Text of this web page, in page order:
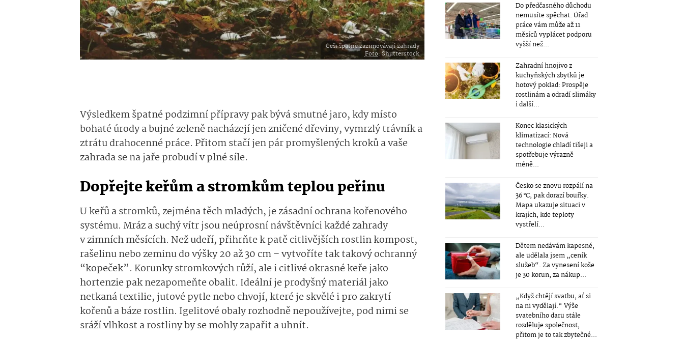
Češi špatně zazimovávají zahrady
Foto: Shutterstock
Výsledkem špatné podzimní přípravy pak bývá smutné jaro, kdy místo
bohaté úrody a bujné zeleně nacházejí jen zničené dřeviny, vymrzlý trávník a
ztrátu drahocenné práce. Přitom stačí jen pár promyšlených kroků a vaše
zahrada se na jaře probudí v plné síle.
Dopřejte keřům a stromkům teplou peřinu
U keřů a stromků, zejména těch mladých, je zásadní ochrana kořenového
systému. Mráz a suchý vítr jsou neúprosní návštěvníci každé zahrady
v zimních měsících. Než udeří, přihrňte k patě citlivějších rostlin kompost,
rašelinu nebo zeminu do výšky 20 až 30 cm – vytvoříte tak takový ochranný
“kopeček”. Korunky stromkových růží, ale i citlivé okrasné keře jako
hortenzie pak nezapomeňte obalit. Ideální je prodyšný materiál jako
netkaná textilie, jutové pytle nebo chvojí, které je skvělé i pro zakrytí
kořenů a báze rostlin. Igelitové obaly rozhodně nepoužívejte, pod nimi se
sráží vlhkost a rostliny by se mohly zapařit a uhnít.
Do předčasného důchodu
nemusíte spěchat. Úřad
práce vám může až 11
měsíců vyplácet podporu
vyšší než...
Zahradní hnojivo z
kuchyňských zbytků je
hotový poklad: Prospěje
rostlinám a odradí slimáky
i další...
Konec klasických
klimatizací: Nová
technologie chladí tišeji a
spotřebuje výrazně
méně...
Česko se znovu rozpálí na
36 °C, pak dorazí bouřky.
Mapa ukazuje situaci v
krajích, kde teploty
vystřelí...
Dětem nedávám kapesné,
ale udělala jsem „ceník
služeb“. Za vynesení koše
je 30 korun, za nákup...
„Když chtějí svatbu, ať si
na ni vydělají.“ Výše
svatebního daru stále
rozděluje společnost,
přitom je to tak zbytečné...